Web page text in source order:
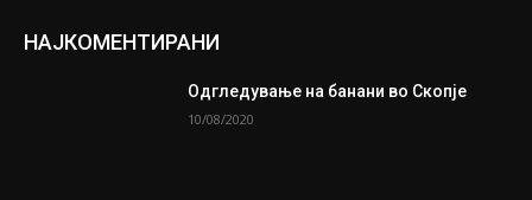
НАЈКОМЕНТИРАНИ
Одгледување на банани во Скопје
10/08/2020